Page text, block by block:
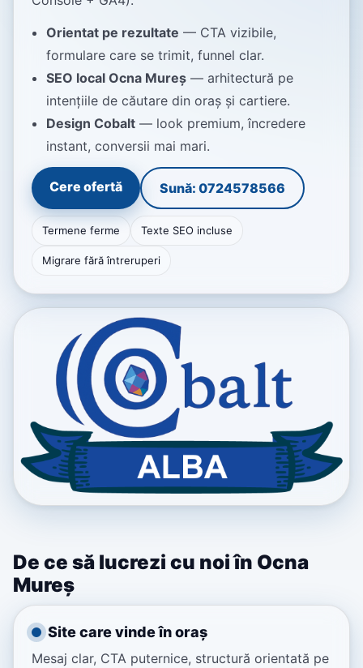
Orientat pe rezultate — CTA vizibile,
formulare care se trimit, funnel clar.
SEO local Ocna Mureș — arhitectură pe
intențiile de căutare din oraș și cartiere.
Design Cobalt — look premium, încredere
instant, conversii mai mari.
Cere ofertă Sună: 0724578566
Termene ferme Texte SEO incluse
Migrare fără întreruperi
De ce să lucrezi cu noi în Ocna
Mureș
Site care vinde în oraș
Mesaj clar, CTA puternice, structură orientată pe